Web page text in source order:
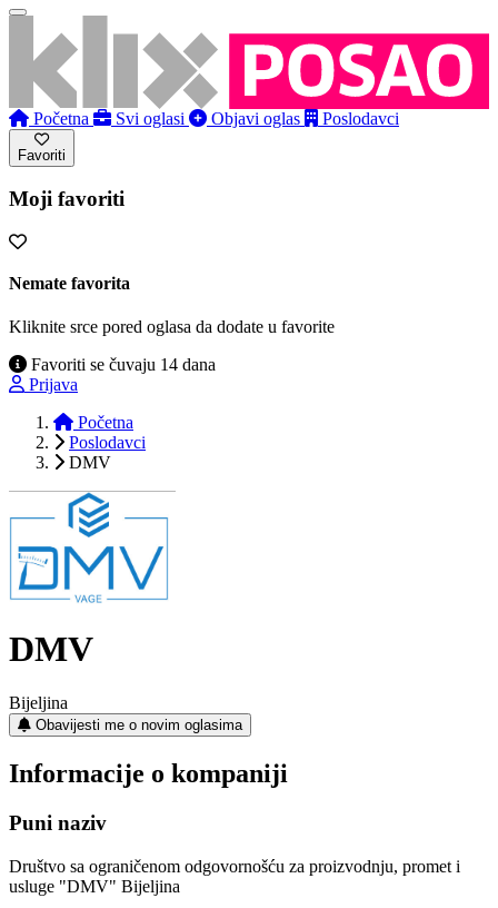
Početna Svi oglasi Objavi oglas Poslodavci
Favoriti
Moji favoriti
Nemate favorita
Kliknite srce pored oglasa da dodate u favorite
Favoriti se čuvaju 14 dana
Prijava
Početna
Poslodavci
DMV
DMV
Bijeljina
Obavijesti me o novim oglasima
Informacije o kompaniji
Puni naziv
Društvo sa ograničenom odgovornošću za proizvodnju, promet i
usluge "DMV" Bijeljina